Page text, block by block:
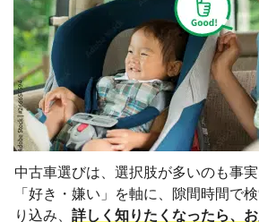
中古車選びは、選択肢が多いのも事
「好き・嫌い」を軸に、隙間時間で
り込み、 詳しく知りたくなったら、